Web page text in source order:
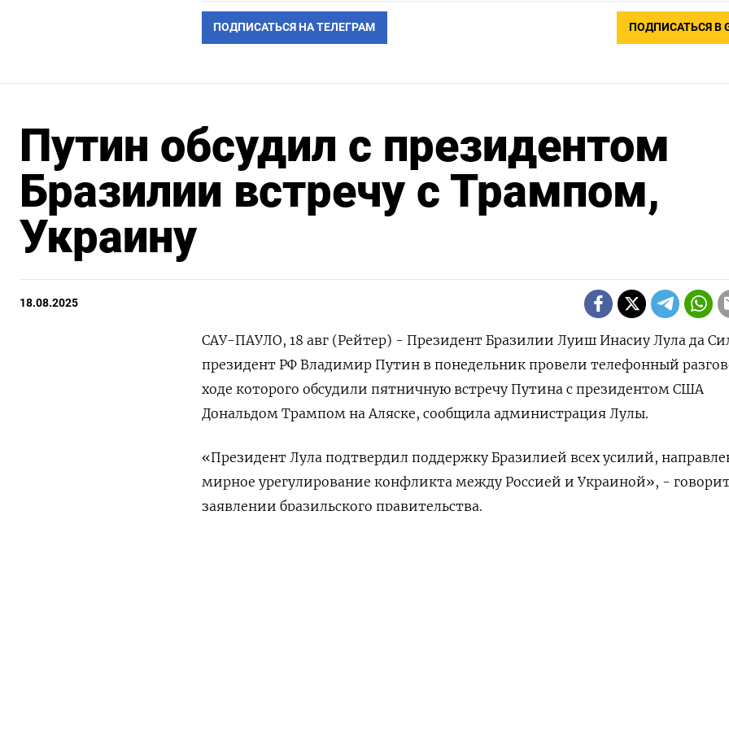
ПОДПИСАТЬСЯ НА ТЕЛЕГРАМ ПОДПИСАТЬСЯ В
Путин обсудил с президентом
Бразилии встречу с Трампом,
Украину
18.08.2025
САУ-ПАУЛО, 18 авг (Рейтер) - Президент Бразилии Луиш Инасиу Лула да
президент РФ Владимир Путин в понедельник провели телефонный
ходе которого обсудили пятничную встречу Путина с президентом США
Дональдом Трампом на Аляске, сообщила администрация Лулы.
«Президент Лула подтвердил поддержку Бразилией всех усилий,
мирное урегулирование конфликта между Россией и Украиной», -
заявлении бразильского правительства.